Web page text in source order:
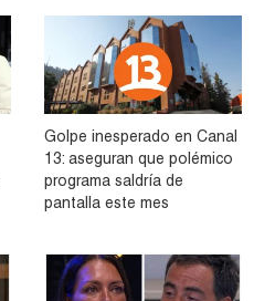
Golpe inesperado en Canal
13: aseguran que polémico
programa saldría de
pantalla este mes